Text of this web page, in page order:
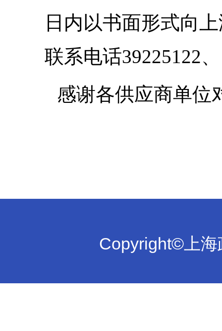
日内以书面形式向
联系电话39225122、
感谢各供应商单位
Copyright©上